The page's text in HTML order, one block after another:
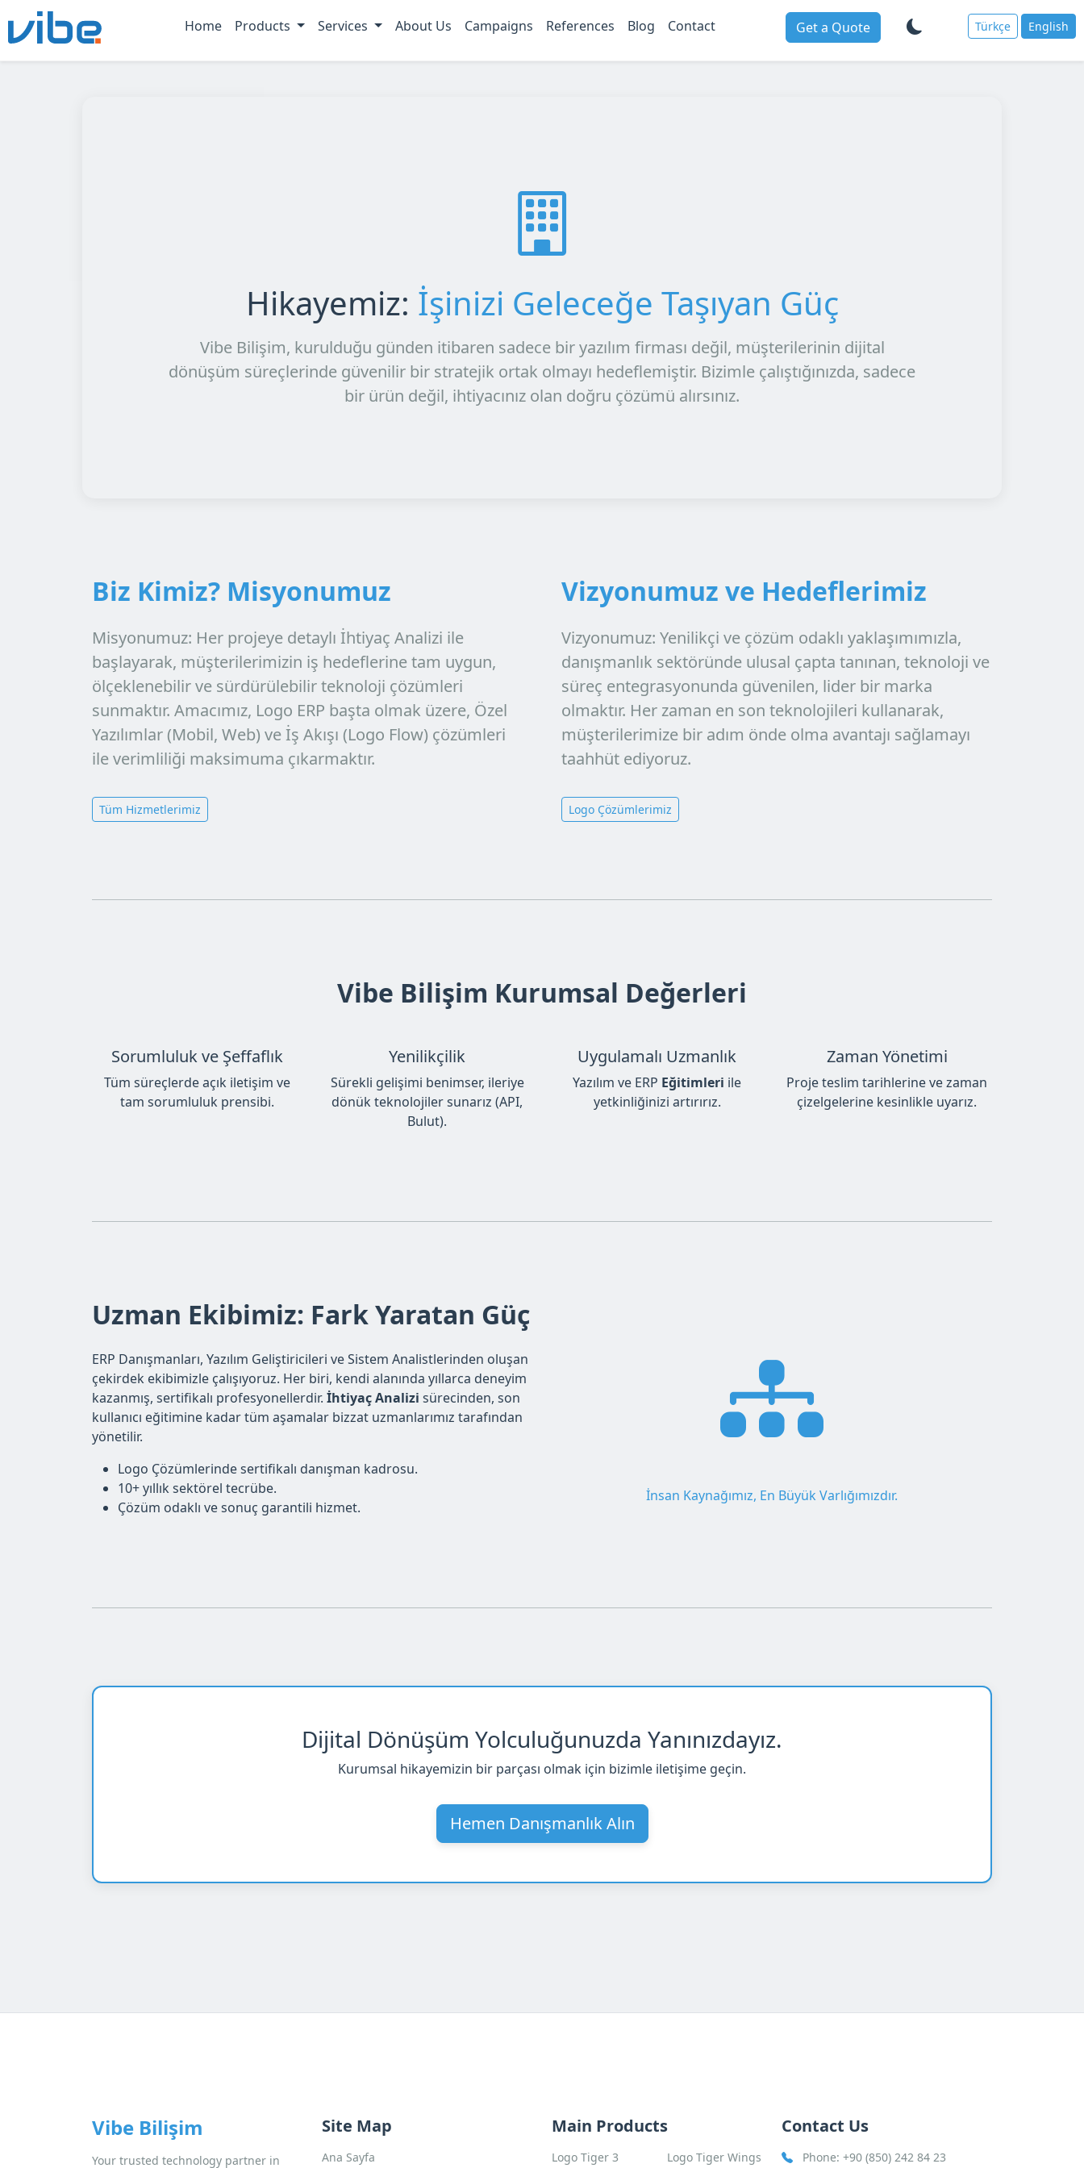
Home Products Services About Us Campaigns References Blog Contact Get a Quote Türkçe English
Hikayemiz: İşinizi Geleceğe Taşıyan Güç
Vibe Bilişim, kurulduğu günden itibaren sadece bir yazılım firması değil, müşterilerinin dijital
dönüşüm süreçlerinde güvenilir bir stratejik ortak olmayı hedeflemiştir. Bizimle çalıştığınızda, sadece
bir ürün değil, ihtiyacınız olan doğru çözümü alırsınız.
Biz Kimiz? Misyonumuz
Misyonumuz: Her projeye detaylı İhtiyaç Analizi ile
başlayarak, müşterilerimizin iş hedeflerine tam uygun,
ölçeklenebilir ve sürdürülebilir teknoloji çözümleri
sunmaktır. Amacımız, Logo ERP başta olmak üzere, Özel
Yazılımlar (Mobil, Web) ve İş Akışı (Logo Flow) çözümleri
ile verimliliği maksimuma çıkarmaktır.
Tüm Hizmetlerimiz
Vizyonumuz ve Hedeflerimiz
Vizyonumuz: Yenilikçi ve çözüm odaklı yaklaşımımızla,
danışmanlık sektöründe ulusal çapta tanınan, teknoloji ve
süreç entegrasyonunda güvenilen, lider bir marka
olmaktır. Her zaman en son teknolojileri kullanarak,
müşterilerimize bir adım önde olma avantajı sağlamayı
taahhüt ediyoruz.
Logo Çözümlerimiz
Vibe Bilişim Kurumsal Değerleri
Sorumluluk ve Şeffaflık
Tüm süreçlerde açık iletişim ve
tam sorumluluk prensibi.
Yenilikçilik
Sürekli gelişimi benimser, ileriye
dönük teknolojiler sunarız (API,
Bulut).
Uygulamalı Uzmanlık
Yazılım ve ERP Eğitimleri ile
yetkinliğinizi artırırız.
Zaman Yönetimi
Proje teslim tarihlerine ve zaman
çizelgelerine kesinlikle uyarız.
Uzman Ekibimiz: Fark Yaratan Güç
ERP Danışmanları, Yazılım Geliştiricileri ve Sistem Analistlerinden oluşan
çekirdek ekibimizle çalışıyoruz. Her biri, kendi alanında yıllarca deneyim
kazanmış, sertifikalı profesyonellerdir. İhtiyaç Analizi sürecinden, son
kullanıcı eğitimine kadar tüm aşamalar bizzat uzmanlarımız tarafından
yönetilir.
Logo Çözümlerinde sertifikalı danışman kadrosu.
10+ yıllık sektörel tecrübe.
Çözüm odaklı ve sonuç garantili hizmet.
İnsan Kaynağımız, En Büyük Varlığımızdır.
Dijital Dönüşüm Yolculuğunuzda Yanınızdayız.
Kurumsal hikayemizin bir parçası olmak için bizimle iletişime geçin.
Hemen Danışmanlık Alın
Vibe Bilişim
Your trusted technology partner in
Site Map
Ana Sayfa
Main Products
Logo Tiger 3
Logo Tiger Wings
Contact Us
Phone: +90 (850) 242 84 23